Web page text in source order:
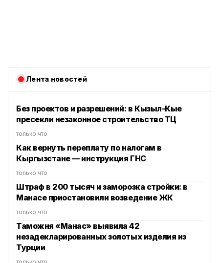
Лента новостей
Без проектов и разрешений: в Кызыл-Кые
пресекли незаконное строительство ТЦ
только что
Как вернуть переплату по налогам в
Кыргызстане — инструкция ГНС
только что
Штраф в 200 тысяч и заморозка стройки: в
Манасе приостановили возведение ЖК
только что
Таможня «Манас» выявила 42
незадекларированных золотых изделия из
Турции